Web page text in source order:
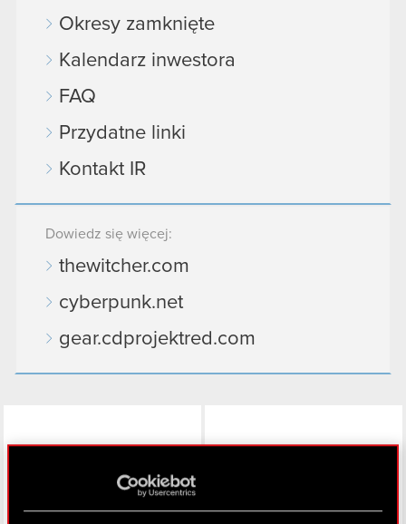
Okresy zamknięte
Kalendarz inwestora
FAQ
Przydatne linki
Kontakt IR
Dowiedz się więcej:
thewitcher.com
cyberpunk.net
gear.cdprojektred.com